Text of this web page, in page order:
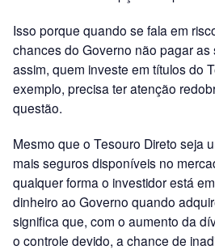
Isso porque quando se fala em
chances do Governo não pagar as
assim, quem investe em títulos do
exemplo, precisa ter atenção
questão.
Mesmo que o Tesouro Direto seja
mais seguros disponíveis no
qualquer forma o investidor está
dinheiro ao Governo quando
significa que, com o aumento da
o controle devido, a chance de